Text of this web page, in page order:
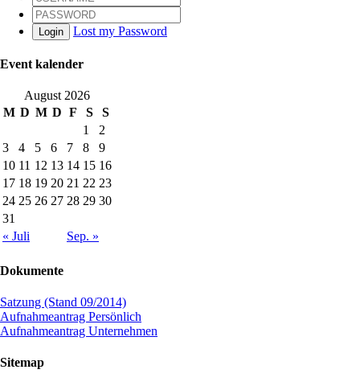
Login Lost my Password
Event kalender
August 2026
M D M D F S
S
1
2
3
4 5 6 7 8
9
10 11 12 13 14 15 16
17 18 19 20 21 22 23
24 25 26 27 28 29 30
31
« Juli
Sep. »
Dokumente
Satzung (Stand 09/2014)
Aufnahmeantrag Persönlich
Aufnahmeantrag Unternehmen
Sitemap